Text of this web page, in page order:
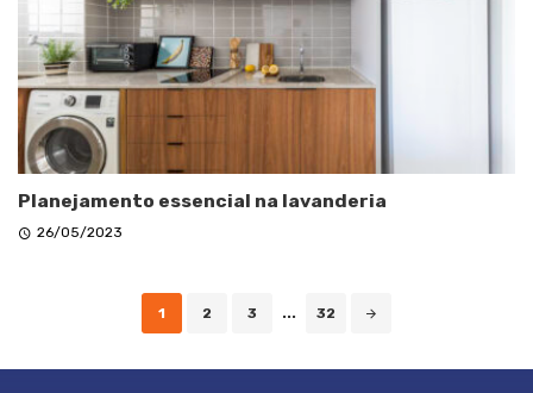
Planejamento essencial na lavanderia
26/05/2023
1 2 3 ... 32